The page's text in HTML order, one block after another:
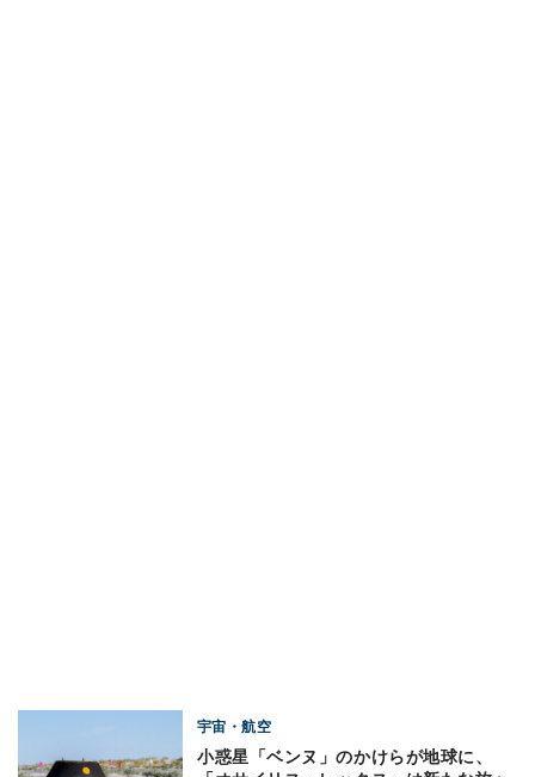
宇宙・航空
小惑星「ベンヌ」のかけらが地球に、